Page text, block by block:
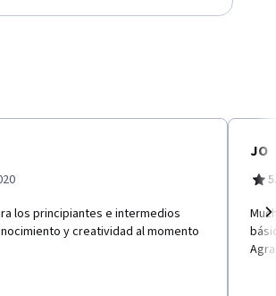
los principiantes e intermedios
y creatividad al momento
JO